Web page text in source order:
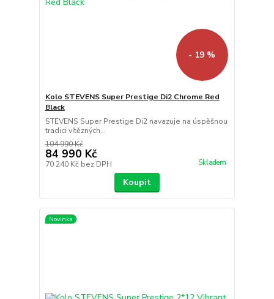
- 19 %
Kolo STEVENS Super Prestige Di2 Chrome Red
Black
STEVENS Super Prestige Di2 navazuje na úspěšnou
tradici vítězných...
104 990 Kč
84 990 Kč
70 240 Kč bez DPH Skladem
Koupit
Novinka